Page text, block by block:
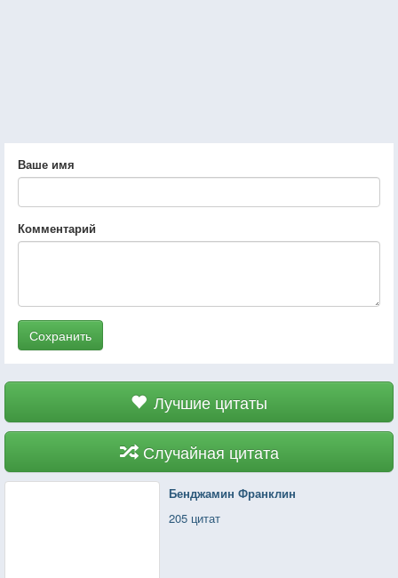
Ваше имя
Комментарий
Сохранить
Лучшие цитаты
Случайная цитата
Бенджамин Франклин
205 цитат